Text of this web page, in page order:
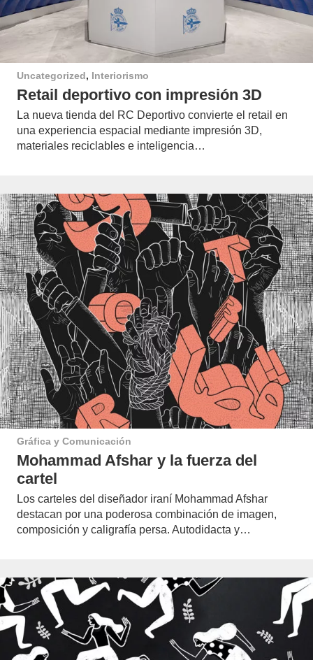
Uncategorized, Interiorismo
Retail deportivo con impresión 3D
La nueva tienda del RC Deportivo convierte el retail en
una experiencia espacial mediante impresión 3D,
materiales reciclables e inteligencia…
Gráfica y Comunicación
Mohammad Afshar y la fuerza del
cartel
Los carteles del diseñador iraní Mohammad Afshar
destacan por una poderosa combinación de imagen,
composición y caligrafía persa. Autodidacta y…